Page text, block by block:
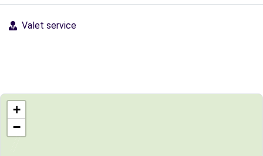
Valet service
+
−